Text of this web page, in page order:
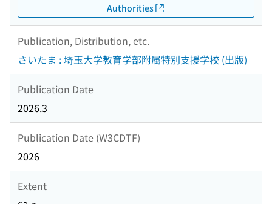
Authorities
Publication, Distribution, etc.
さいたま : 埼玉大学教育学部附属特別支援学校 (出版)
Publication Date
2026.3
Publication Date (W3CDTF)
2026
Extent